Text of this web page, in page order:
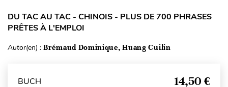
DU TAC AU TAC - CHINOIS - PLUS DE 700 PHRASES
PRÊTES À L'EMPLOI
Autor(en) : Brémaud Dominique, Huang Cuilin
BUCH 14,50 €